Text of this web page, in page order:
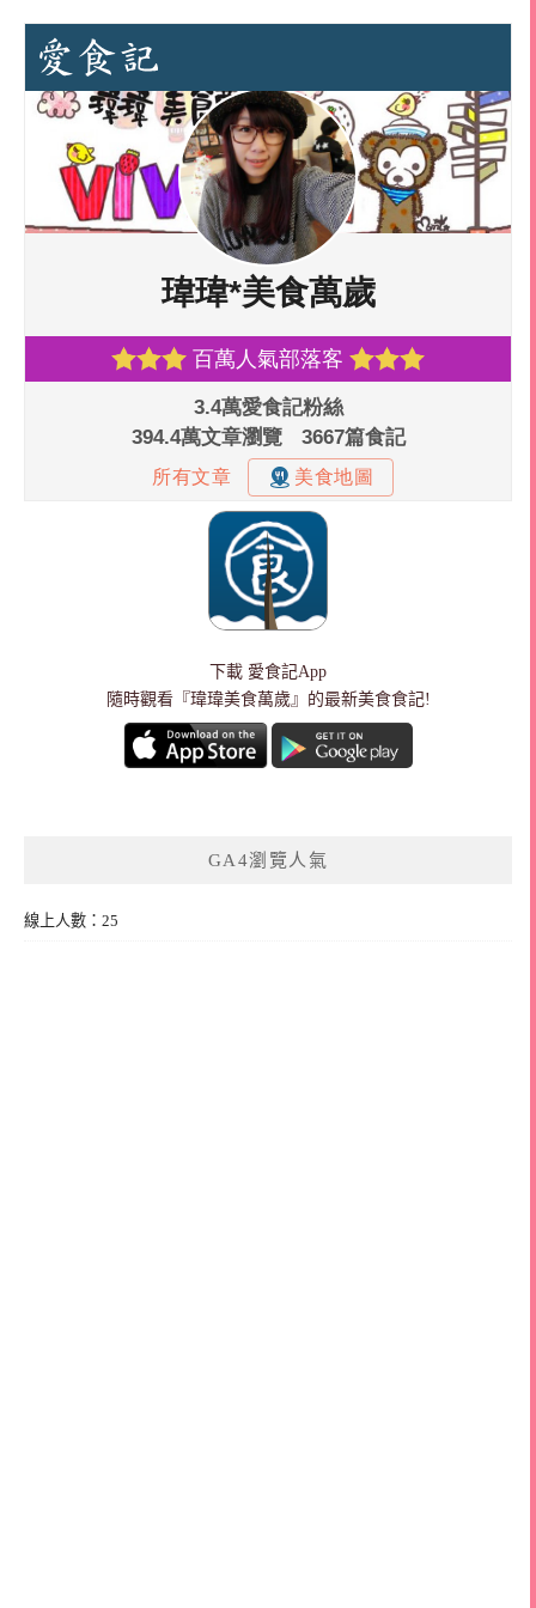
下載 愛食記App
隨時觀看『瑋瑋美食萬歲』的最新美食食記!
GA4瀏覽人氣
線上人數：25